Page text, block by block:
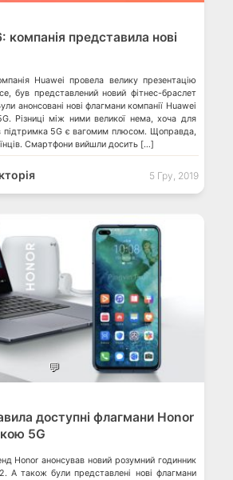
компанія представила нові
Huawei провела велику презентацію
був представлений новий фітнес-браслет
анонсовані нові флагмани компанії Huawei
Різниці між ними великої нема, хоча для
підтримка 5G є вагомим плюсом. Щоправда,
Смартфони вийшли досить […]
5 Гру, 2019
💬
доступні флагмани Honor
5G
Honor анонсував новий розумний годинник
А також були представлені нові флагмани